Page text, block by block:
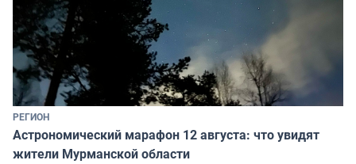
РЕГИОН
Астрономический марафон 12 августа: что увидят
жители Мурманской области